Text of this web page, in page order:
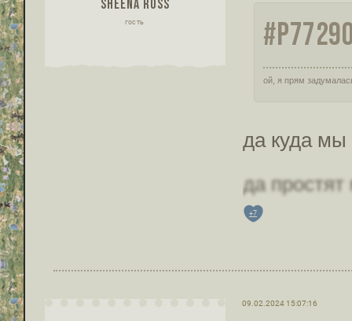
SHEENA ROSS
гость
ой, я прям
да куда
да
+7
09.02.2024 15:07:16